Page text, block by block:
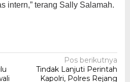
intern,” terang Sally Salamah.
Pos berikutnya
Tindak Lanjuti Perintah
Kapolri, Polres Rejang